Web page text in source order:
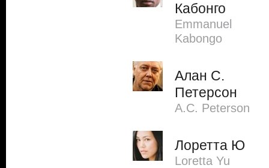
Кабонго
Emmanuel
Kabongo
Алан С.
Петерсон
A.C. Peterson
Лоретта Ю
Loretta Yu